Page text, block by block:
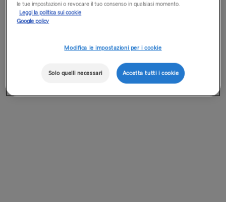
le tue impostazioni o revocare il tuo consenso in qualsiasi momento.
Leggi la politica sui cookie
Google policy
Modifica le impostazioni per i cookie
Solo quelli necessari Accetta tutti i cookie